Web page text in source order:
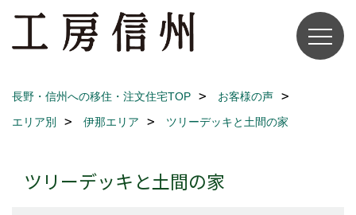
長野・信州への移住・注文住宅TOP
お客様の声
エリア別
伊那エリア ツリーデッキと土間の家
ツリーデッキと土間の家